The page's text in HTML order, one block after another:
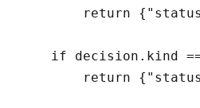
return
if decision.kind
return